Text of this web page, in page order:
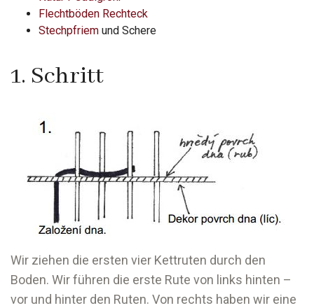
Flechtböden Rechteck
Stechpfriem und Schere
1. Schritt
Wir ziehen die ersten vier Kettruten durch den
Boden. Wir führen die erste Rute von links hinten –
vor und hinter den Ruten. Von rechts haben wir eine